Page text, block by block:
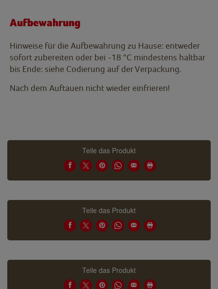
Aufbewahrung
Hinweise für die Aufbewahrung zu Hause: entweder
sofort zubereiten oder bei -18 °C mindestens haltbar
bis Ende: siehe Codierung auf der Verpackung.
Nach dem Auftauen nicht wieder einfrieren!
Teile das Produkt
Teile das Produkt
Teile das Produkt